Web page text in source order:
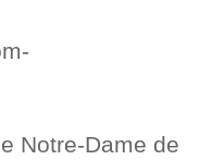
Notre-Dame de